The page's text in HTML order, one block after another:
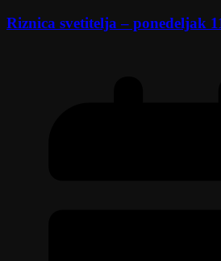
Riznica svetitelja – ponedeljak